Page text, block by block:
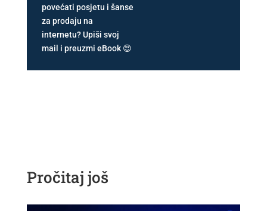
povećati posjetu i šanse
za prodaju na
internetu? Upiši svoj
mail i preuzmi eBook 😍
Pročitaj još